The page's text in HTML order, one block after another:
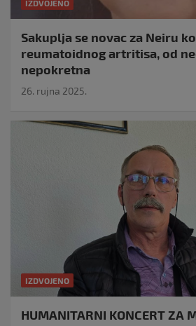
IZDVOJENO
Sakuplja se novac za Neiru
reumatoidnog artritisa, od
nepokretna
26. rujna 2025.
IZDVOJENO
HUMANITARNI KONCERT ZA